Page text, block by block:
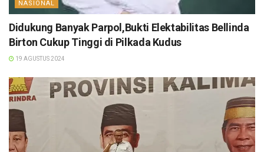
NASIONAL
Didukung Banyak Parpol,Bukti Elektabilitas Bellinda
Birton Cukup Tinggi di Pilkada Kudus
19 AGUSTUS 2024